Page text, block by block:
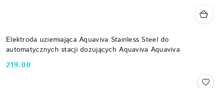
Elektroda uziemiająca Aquaviva Stainless Steel do
automatycznych stacji dozujących Aquaviva Aquaviva
Cena:
219.00